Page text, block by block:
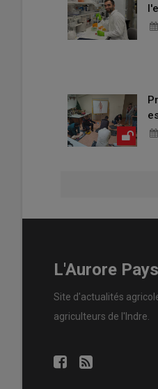
L'Aurore
Site d'actualités
agriculteurs de l'Indre.